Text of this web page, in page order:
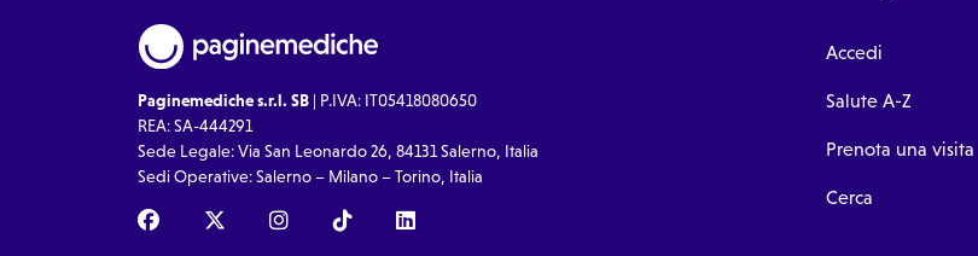
Paginemediche s.r.l. SB | P.IVA: IT05418080650
REA: SA-444291
Sede Legale: Via San Leonardo 26, 84131 Salerno, Italia
Sedi Operative: Salerno – Milano – Torino, Italia
Accedi
Salute A-Z
Prenota una visita
Cerca